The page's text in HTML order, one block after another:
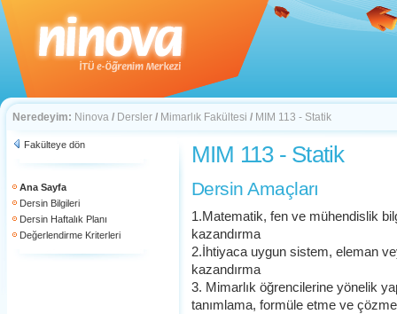
Neredeyim: Ninova / Dersler / Mimarlık Fakültesi / MIM 113 - Statik
Fakülteye dön
Ana Sayfa
Dersin Bilgileri
Dersin Haftalık Planı
Değerlendirme Kriterleri
MIM 113 - Statik
Dersin Amaçları
1.Matematik, fen ve mühendislik
kazandırma
2.İhtiyaca uygun sistem, eleman
kazandırma
3. Mimarlık öğrencilerine yönelik
tanımlama, formüle etme ve